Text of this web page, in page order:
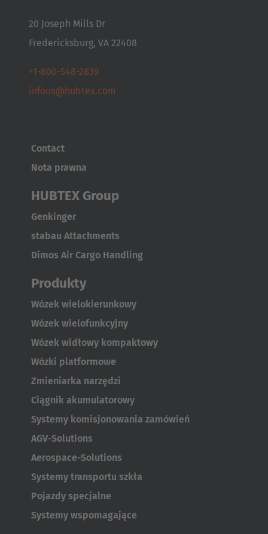
20 Joseph Mills Dr
Fredericksburg, VA 22408
+1-800-548-2839
infous@hubtex.com
Contact
Nota prawna
HUBTEX Group
Genkinger
stabau Attachments
Dimos Air Cargo Handling
Produkty
Wózek wielokierunkowy
Wózek wielofunkcyjny
Wózek widłowy kompaktowy
Wózki platformowe
Zmieniarka narzędzi
Ciągnik akumulatorowy
Systemy komisjonowania zamówień
AGV-Solutions
Aerospace-Solutions
Systemy transportu szkła
Pojazdy specjalne
Systemy wspomagające